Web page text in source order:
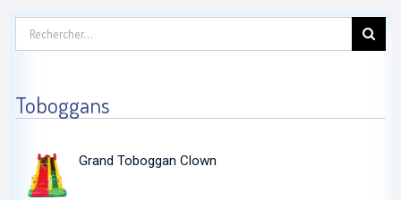
Rechercher:
Toboggans
Grand Toboggan Clown